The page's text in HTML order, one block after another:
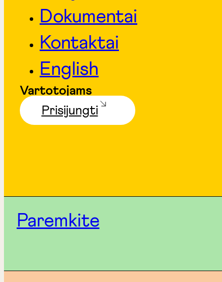
Dokumentai
Kontaktai
English
Vartotojams
Prisijungti
Paremkite